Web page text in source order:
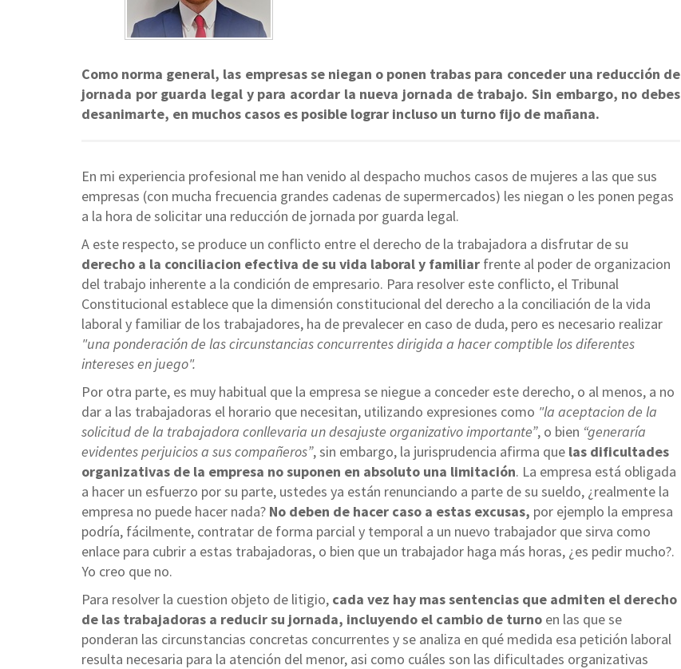
Como norma general, las empresas se niegan o ponen trabas para conceder una reducción de
jornada por guarda legal y para acordar la nueva jornada de trabajo. Sin embargo, no debes
desanimarte, en muchos casos es posible lograr incluso un turno fijo de mañana.
En mi experiencia profesional me han venido al despacho muchos casos de mujeres a las que sus
empresas (con mucha frecuencia grandes cadenas de supermercados) les niegan o les ponen pegas
a la hora de solicitar una reducción de jornada por guarda legal.
A este respecto, se produce un conflicto entre el derecho de la trabajadora a disfrutar de su
derecho a la conciliacion efectiva de su vida laboral y familiar frente al poder de organizacion
del trabajo inherente a la condición de empresario. Para resolver este conflicto, el Tribunal
Constitucional establece que la dimensión constitucional del derecho a la conciliación de la vida
laboral y familiar de los trabajadores, ha de prevalecer en caso de duda, pero es necesario realizar
"una ponderación de las circunstancias concurrentes dirigida a hacer comptible los diferentes
intereses en juego".
Por otra parte, es muy habitual que la empresa se niegue a conceder este derecho, o al menos, a no
dar a las trabajadoras el horario que necesitan, utilizando expresiones como "la aceptacion de la
solicitud de la trabajadora conllevaria un desajuste organizativo importante”, o bien “generaría
evidentes perjuicios a sus compañeros”, sin embargo, la jurisprudencia afirma que las dificultades
organizativas de la empresa no suponen en absoluto una limitación. La empresa está obligada
a hacer un esfuerzo por su parte, ustedes ya están renunciando a parte de su sueldo, ¿realmente la
empresa no puede hacer nada? No deben de hacer caso a estas excusas, por ejemplo la empresa
podría, fácilmente, contratar de forma parcial y temporal a un nuevo trabajador que sirva como
enlace para cubrir a estas trabajadoras, o bien que un trabajador haga más horas, ¿es pedir mucho?.
Yo creo que no.
Para resolver la cuestion objeto de litigio, cada vez hay mas sentencias que admiten el derecho
de las trabajadoras a reducir su jornada, incluyendo el cambio de turno en las que se
ponderan las circunstancias concretas concurrentes y se analiza en qué medida esa petición laboral
resulta necesaria para la atención del menor, asi como cuáles son las dificultades organizativas